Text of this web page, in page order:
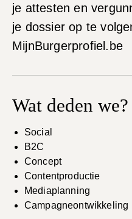
je attesten en
je dossier op te
MijnBurgerprofiel.be
Wat deden we?
Social
B2C
Concept
Contentproductie
Mediaplanning
Campagneontwikkeling